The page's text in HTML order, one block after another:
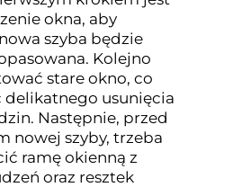
okna, aby
szyba będzie
Kolejno
stare okno, co
delikatnego usunięcia
Następnie, przed
nowej szyby, trzeba
ramę okienną z
oraz resztek